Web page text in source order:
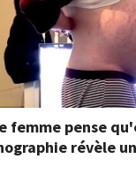
femme pense
révèle